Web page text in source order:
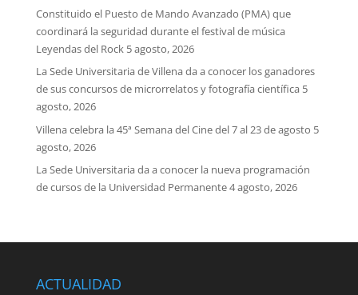
Constituido el Puesto de Mando Avanzado (PMA) que
coordinará la seguridad durante el festival de música
Leyendas del Rock 5 agosto, 2026
La Sede Universitaria de Villena da a conocer los ganadores
de sus concursos de microrrelatos y fotografía científica 5
agosto, 2026
Villena celebra la 45ª Semana del Cine del 7 al 23 de agosto 5
agosto, 2026
La Sede Universitaria da a conocer la nueva programación
de cursos de la Universidad Permanente4 agosto, 2026
ACTUALIDAD